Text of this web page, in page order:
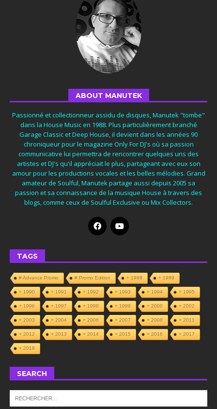
ABOUT MANUTEK
Passionné et collectionneur assidu de disques, Manutek "tombe"
dans la House Music en 1988. Plus particulièrement branché
Garage Classic et Deep House, il devient dans les années 90
chroniqueur pour le magazine Only For DJ's où sa passion
communicative lui permettra de rencontrer quelques uns des
artistes et DJ's qu'il appréciait le plus, partageant avec eux son
amour pour les productions vocales et les belles mélodies. Grand
amateur de Soulful, Manutek partage aussi depuis 2005 sa
passion et sa connaissance de la musique House à travers des
blogs, comme ceux de Soulful Exclusive ou Mix Collectors.
TAGS
# Advance Promo # Promo Edition + 1988 + 1989
+ 1990 + 1991 + 1992 + 1993 + 1994 + 1995
+ 1996 + 1997 + 1998 + 1999 + 2000 + 2002
+ 2003 + 2004 + 2006 + 2007 + 2008 + 2011
+ 2012 + 2013 + 2014 + 2015 + 2016 + 2017
+ 2019
SEARCH